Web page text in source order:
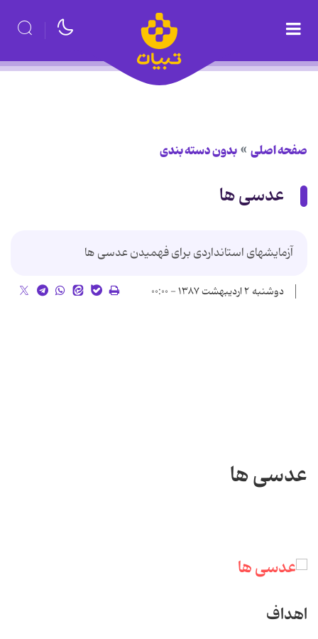
صفحه اصلی بدون دسته بندی
عدسی ها
آزمایشهای استانداردی برای فهمیدن عدسی ها
دوشنبه ۲ اردیبهشت ۱۳۸۷ - ۰۰:۰۰
عدسی ها
اهداف